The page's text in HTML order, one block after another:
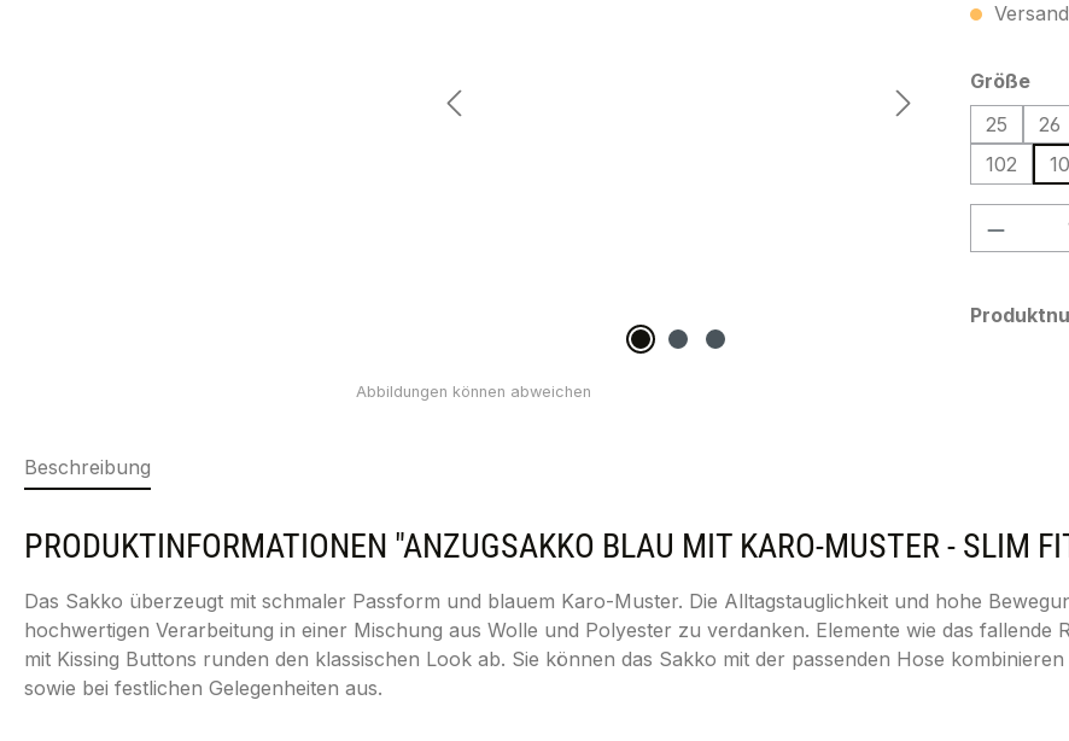
Größe
25
26
102
Beschreibung
PRODUKTINFORMATIONEN "ANZUGSAKKO BLAU MIT KARO-MUSTER - SLIM
Das Sakko überzeugt mit schmaler Passform und blauem Karo-Muster. Die Alltagstauglichkeit und hohe
hochwertigen Verarbeitung in einer Mischung aus Wolle und Polyester zu verdanken. Elemente wie das
mit Kissing Buttons runden den klassischen Look ab. Sie können das Sakko mit der passenden Hose
sowie bei festlichen Gelegenheiten aus.